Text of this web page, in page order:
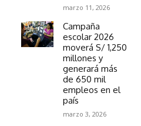
marzo 11, 2026
Campaña
escolar 2026
moverá S/ 1,250
millones y
generará más
de 650 mil
empleos en el
país
marzo 3, 2026